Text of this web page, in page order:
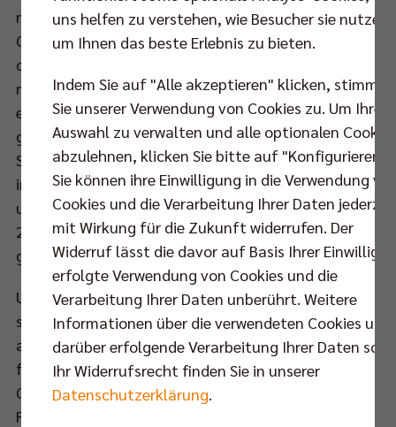
muskelbepackte Mittelblocker stemmte die
Champions League Trophäe im Goldflitter-Regen in
die Höhe. Seine Teamkollegen sowie hunderte
mitgereiste russische Fans jubelten ihren Helden
euphorisch zu. Genau wie bereits im Halbfinale
gegen Gastgeber BR Volleys hatten sich die
Superstars des russischen Dominators Kazan auch
im Endspiel gegen Resovia Rzeszow als
unbezwingbar erwiesen und sich nach 2008 und
2012 zum dritten Mal zu Europas bestem Team
gekrönt.
Und auch Bronzemedaillen-Gewinner BR Volleys
sowie der Silberrang von Rzeszow wurden lautstark
auf den Rängen und auf dem Spielfeld gefeiert. Der
feierliche Abschluss eines rundum gelungenen
Champions League Final Four 2015 in Berlin vor der
Rekordkulisse von 9.300 Zuschauern in der Max-
uns helfen zu verstehen, wie Besucher sie nutzen,
um Ihnen das beste Erlebnis zu bieten.
Indem Sie auf "Alle akzeptieren" klicken, stimmen
Sie unserer Verwendung von Cookies zu. Um Ihre
Auswahl zu verwalten und alle optionalen Cookies
abzulehnen, klicken Sie bitte auf "Konfigurieren".
Sie können ihre Einwilligung in die Verwendung
Cookies und die Verarbeitung Ihrer Daten
mit Wirkung für die Zukunft widerrufen. Der
Widerruf lässt die davor auf Basis Ihrer
erfolgte Verwendung von Cookies und die
Verarbeitung Ihrer Daten unberührt. Weitere
Informationen über die verwendeten Cookies und
darüber erfolgende Verarbeitung Ihrer Daten
Ihr Widerrufsrecht finden Sie in unserer
Datenschutzerklärung.